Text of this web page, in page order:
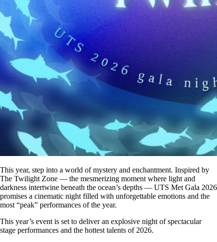
This year, step into a world of mystery and enchantment. Inspired by
The Twilight Zone — the mesmerizing moment where light and
darkness intertwine beneath the ocean’s depths — UTS Met Gala 2026
promises a cinematic night filled with unforgettable emotions and the
most “peak” performances of the year.
This year’s event is set to deliver an explosive night of spectacular
stage performances and the hottest talents of 2026.